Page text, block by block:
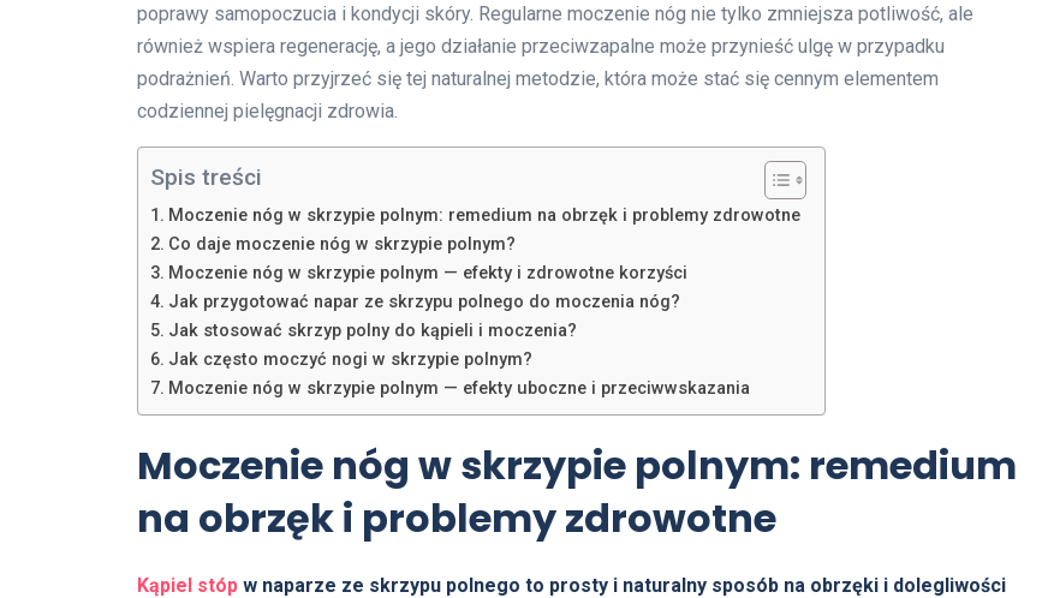
poprawy samopoczucia i kondycji skóry. Regularne moczenie nóg nie tylko zmniejsza potliwość, ale
również wspiera regenerację, a jego działanie przeciwzapalne może przynieść ulgę w przypadku
podrażnień. Warto przyjrzeć się tej naturalnej metodzie, która może stać się cennym elementem
codziennej pielęgnacji zdrowia.
Spis treści
Moczenie nóg w skrzypie polnym: remedium na obrzęk i problemy zdrowotne
Co daje moczenie nóg w skrzypie polnym?
Moczenie nóg w skrzypie polnym — efekty i zdrowotne korzyści
Jak przygotować napar ze skrzypu polnego do moczenia nóg?
Jak stosować skrzyp polny do kąpieli i moczenia?
Jak często moczyć nogi w skrzypie polnym?
Moczenie nóg w skrzypie polnym — efekty uboczne i przeciwwskazania
Moczenie nóg w skrzypie polnym: remedium
na obrzęk i problemy zdrowotne
Kąpiel stóp w naparze ze skrzypu polnego to prosty i naturalny sposób na obrzęki i dolegliwości